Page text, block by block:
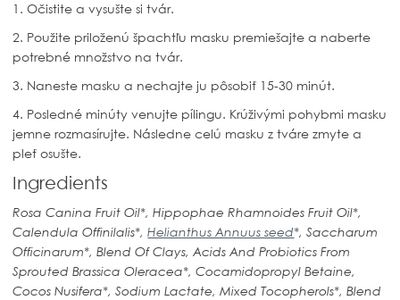
1. Očistite a vysušte si tvár.
2. Použite priloženú špachtľu masku premiešajte a naberte
potrebné množstvo na tvár.
3. Naneste masku a nechajte ju pôsobiť 15-30 minút.
4. Posledné minúty venujte pílingu. Krúživými pohybmi masku
jemne rozmasírujte. Následne celú masku z tváre zmyte a
pleť osušte.
Ingredients
Rosa Canina Fruit Oil*, Hippophae Rhamnoides Fruit Oil*,
Calendula Offinilalis*,Helianthus Annuus seed*, Saccharum
Officinarum*, Blend Of Clays, Acids And Probiotics From
Sprouted Brassica Oleracea*, Cocamidopropyl Betaine,
Cocos Nusifera*, Sodium Lactate, Mixed Tocopherols*, Blend